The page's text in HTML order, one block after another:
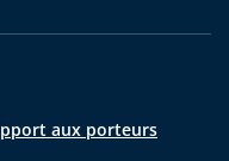
aux porteurs